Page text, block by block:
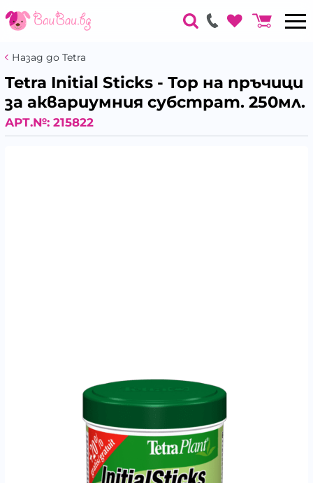
Назад до Tetra
Tetra Initial Sticks - Тор на пръчици
за аквариумния субстрат. 250мл.
АРТ.№: 215822